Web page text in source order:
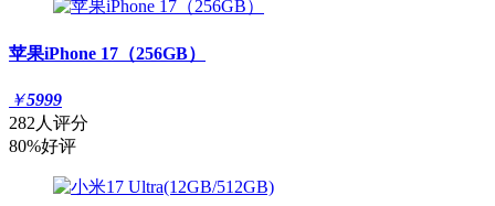
苹果iPhone 17（256GB）
￥5999
282人评分
80%好评